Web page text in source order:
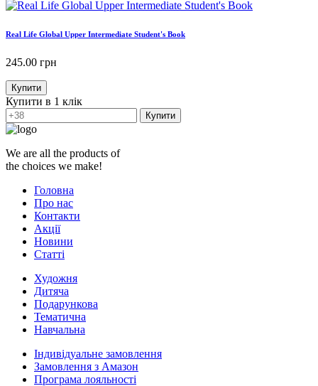
Real Life Global Upper Intermediate Student's Book
245.00 грн
Купити
Купити в 1 клік
Купити
We are all the products of
the choices we make!
Головна
Про нас
Контакти
Акції
Новини
Статті
Художня
Дитяча
Подарункова
Тематична
Навчальна
Індивідуальне замовлення
Замовлення з Амазон
Програма лояльності